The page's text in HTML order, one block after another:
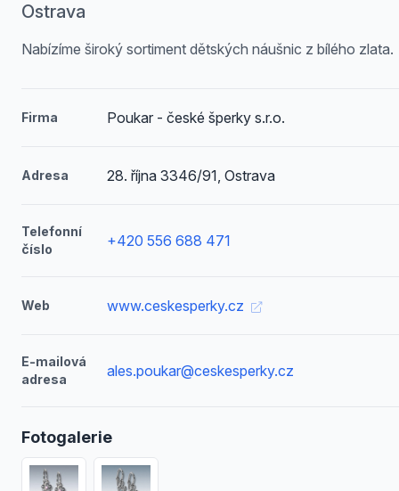
Ostrava
Nabízíme široký sortiment dětských náušnic z bílého zlata.
Firma Poukar - české šperky s.r.o.
Adresa 28. října 3346/91, Ostrava
Telefonní
číslo
+420 556 688 471
Web www.ceskesperky.cz
E-mailová
adresa
ales.poukar@ceskesperky.cz
Fotogalerie